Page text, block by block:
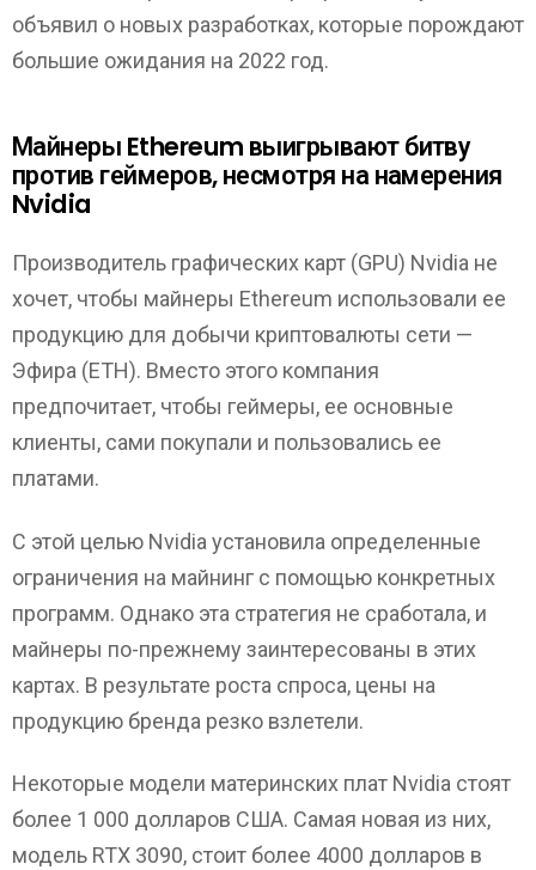
объявил о новых разработках, которые порождают
большие ожидания на 2022 год.
Майнеры Ethereum выигрывают битву
против геймеров, несмотря на намерения
Nvidia
Производитель графических карт (GPU) Nvidia не
хочет, чтобы майнеры Ethereum использовали ее
продукцию для добычи криптовалюты сети —
Эфира (ETH). Вместо этого компания
предпочитает, чтобы геймеры, ее основные
клиенты, сами покупали и пользовались ее
платами.
С этой целью Nvidia установила определенные
ограничения на майнинг с помощью конкретных
программ. Однако эта стратегия не сработала, и
майнеры по-прежнему заинтересованы в этих
картах. В результате роста спроса, цены на
продукцию бренда резко взлетели.
Некоторые модели материнских плат Nvidia стоят
более 1 000 долларов США. Самая новая из них,
модель RTX 3090, стоит более 4000 долларов в